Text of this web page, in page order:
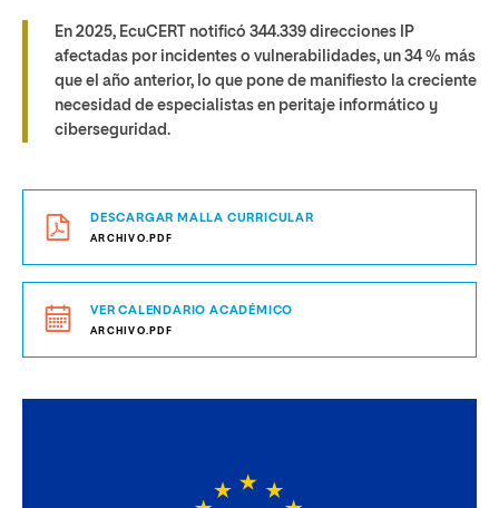
En 2025, EcuCERT notificó 344.339 direcciones IP
afectadas por incidentes o vulnerabilidades, un 34 % más
que el año anterior, lo que pone de manifiesto la creciente
necesidad de especialistas en peritaje informático y
ciberseguridad.
DESCARGAR MALLA CURRICULAR
ARCHIVO.PDF
VER CALENDARIO ACADÉMICO
ARCHIVO.PDF